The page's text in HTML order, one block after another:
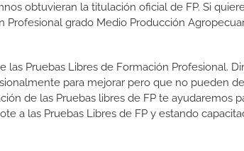
obtuvieran la titulación oficial de FP. Si
grado Medio Producción
las Pruebas Libres de Formación Profesional.
para mejorar pero que no pueden
de las Pruebas libres de FP te ayudaremos
a las Pruebas Libres de FP y estando